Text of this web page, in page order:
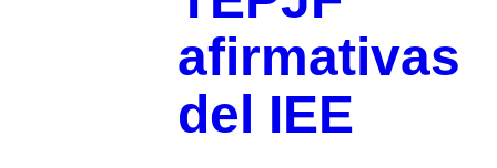
afirmativas
del IEE